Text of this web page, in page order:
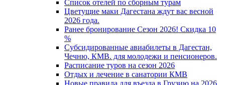
Список отелей по сборным турам
Цветущие маки Дагестана ждут вас весной
2026 года.
Ранее бронирование Сезон 2026! Скидка 10
%
Субсидированные авиабилеты в Дагестан,
Чечню, КМВ. для молодежи и пенсионеров.
Расписание туров на сезон 2026
Отдых и лечение в санатории КМВ
Новые правила для въезда в Грузию на 2026